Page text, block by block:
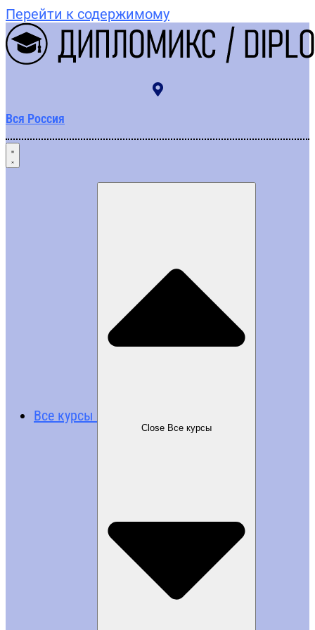
Перейти к содержимому
Вся Россия
Все курсы
Close Все курсы